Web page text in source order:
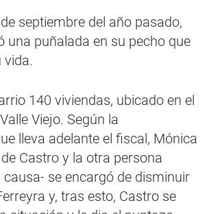
septiembre del año pasado,
una puñalada en su pecho que
vida.
140 viviendas, ubicado en el
Viejo. Según la
lleva adelante el fiscal, Mónica
Castro y la otra persona
se encargó de disminuir
y, tras esto, Castro se